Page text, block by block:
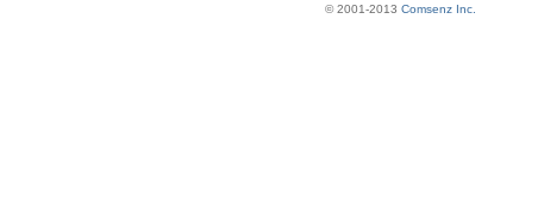
© 2001-2013 Comsenz Inc.